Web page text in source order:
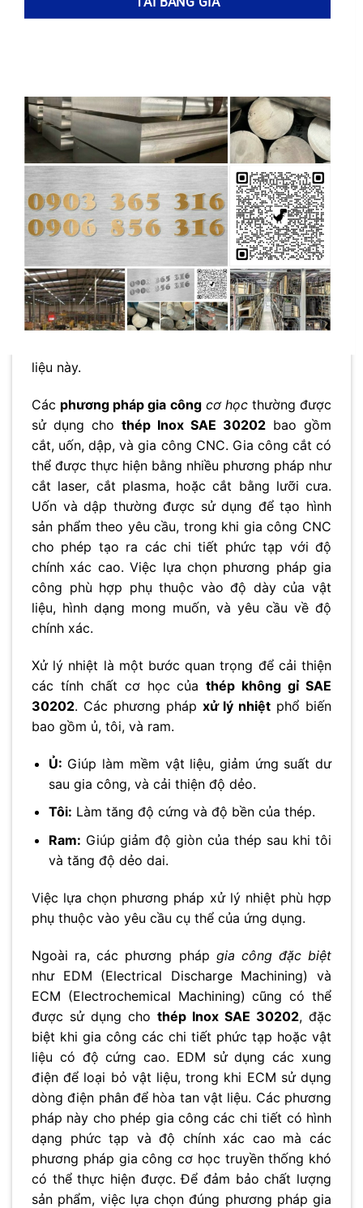
hoặc 316 sẽ là những lựa chọn phù hợp hơn. Để
Các Phương Pháp Gia Công và Xử Lý Nhiệt Đối
Với Thép Inox SAE 30202
Đểthép Inox SAE 30202phát huy tối đa tiềm
năng trong các ứng dụng khác nhau, việc lựa
chọn và áp dụng các phương pháp gia côngvà
xử lý nhiệt phù hợp đóng vai trò then chốt; điều
này không chỉ cải thiện tính chất cơ học của vật
liệu mà còn kéo dài tuổi thọ sản phẩm. Bài viết
này sẽ cung cấp một cái nhìn tổng quan về các
kỹ thuật gia công và xử lý nhiệt phổ biến áp
dụng choinox 30202, từ đó giúp bạn đọc hiểu
liệu này.
Các phương pháp gia công cơ họcthường được
sử dụng cho thép Inox SAE 30202 bao gồm
cắt, uốn, dập, và gia công CNC. Gia công cắt có
thể được thực hiện bằng nhiều phương pháp như
cắt laser, cắt plasma, hoặc cắt bằng lưỡi cưa.
Uốn và dập thường được sử dụng để tạo hình
sản phẩm theo yêu cầu, trong khi gia công CNC
cho phép tạo ra các chi tiết phức tạp với độ
chính xác cao. Việc lựa chọn phương pháp gia
công phù hợp phụ thuộc vào độ dày của vật
liệu, hình dạng mong muốn, và yêu cầu về độ
chính xác.
Xử lý nhiệt là một bước quan trọng để cải thiện
các tính chất cơ học củathép không gỉ SAE
30202. Các phương pháp xử lý nhiệt phổ biến
bao gồm ủ, tôi, và ram.
Ủ: Giúp làm mềm vật liệu, giảm ứng suất dư
sau gia công, và cải thiện độ dẻo.
Tôi: Làm tăng độ cứng và độ bền của thép.
Ram: Giúp giảm độ giòn của thép sau khi tôi
và tăng độ dẻo dai.
Việc lựa chọn phương pháp xử lý nhiệt phù hợp
phụ thuộc vào yêu cầu cụ thể của ứng dụng.
Ngoài ra, các phương pháp gia công đặc biệt
như EDM (Electrical Discharge Machining) và
ECM (Electrochemical Machining) cũng có thể
được sử dụng cho thép Inox SAE 30202, đặc
biệt khi gia công các chi tiết phức tạp hoặc vật
liệu có độ cứng cao. EDM sử dụng các xung
điện để loại bỏ vật liệu, trong khi ECM sử dụng
dòng điện phân để hòa tan vật liệu. Các phương
pháp này cho phép gia công các chi tiết có hình
dạng phức tạp và độ chính xác cao mà các
phương pháp gia công cơ học truyền thống khó
có thể thực hiện được. Để đảm bảo chất lượng
sản phẩm, việc lựa chọn đúng phương pháp gia